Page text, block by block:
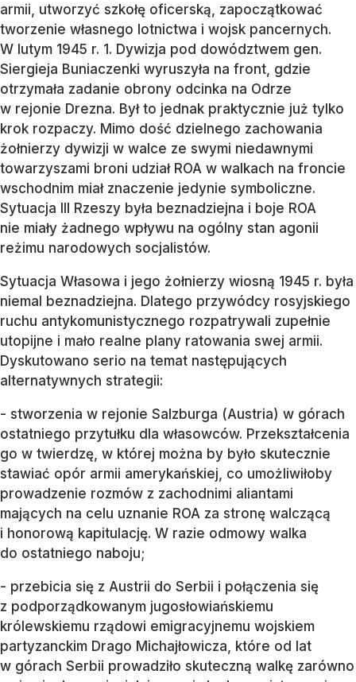
armii, utworzyć szkołę oficerską, zapoczątkować
tworzenie własnego lotnictwa i wojsk pancernych.
W lutym 1945 r. 1. Dywizja pod dowództwem gen.
Siergieja Buniaczenki wyruszyła na front, gdzie
otrzymała zadanie obrony odcinka na Odrze
w rejonie Drezna. Był to jednak praktycznie już tylko
krok rozpaczy. Mimo dość dzielnego zachowania
żołnierzy dywizji w walce ze swymi niedawnymi
towarzyszami broni udział ROA w walkach na froncie
wschodnim miał znaczenie jedynie symboliczne.
Sytuacja III Rzeszy była beznadziejna i boje ROA
nie miały żadnego wpływu na ogólny stan agonii
reżimu narodowych socjalistów.
Sytuacja Własowa i jego żołnierzy wiosną 1945 r. była
niemal beznadziejna. Dlatego przywódcy rosyjskiego
ruchu antykomunistycznego rozpatrywali zupełnie
utopijne i mało realne plany ratowania swej armii.
Dyskutowano serio na temat następujących
alternatywnych strategii:
- stworzenia w rejonie Salzburga (Austria) w górach
ostatniego przytułku dla własowców. Przekształcenia
go w twierdzę, w której można by było skutecznie
stawiać opór armii amerykańskiej, co umożliwiłoby
prowadzenie rozmów z zachodnimi aliantami
mających na celu uznanie ROA za stronę walczącą
i honorową kapitulację. W razie odmowy walka
do ostatniego naboju;
- przebicia się z Austrii do Serbii i połączenia się
z podporządkowanym jugosłowiańskiemu
królewskiemu rządowi emigracyjnemu wojskiem
partyzanckim Drago Michajłowicza, które od lat
w górach Serbii prowadziło skuteczną walkę zarówno